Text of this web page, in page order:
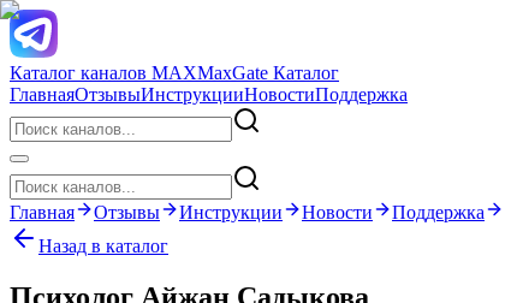
Каталог каналов MAXMaxGate Каталог
ГлавнаяОтзывыИнструкцииНовостиПоддержка
Главная Отзывы Инструкции Новости
Поддержка
Назад в каталог